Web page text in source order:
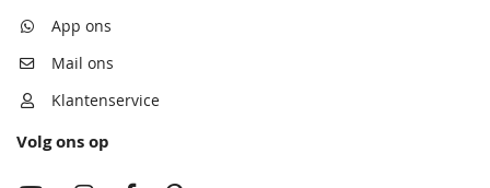
App ons
Mail ons
Klantenservice
Volg ons op